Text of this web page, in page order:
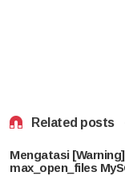
Related posts
Mengatasi
max_open_files